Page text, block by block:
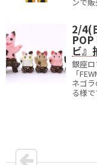
2/4(
POP
ビ』
銀座
「
ネゴ
る様で